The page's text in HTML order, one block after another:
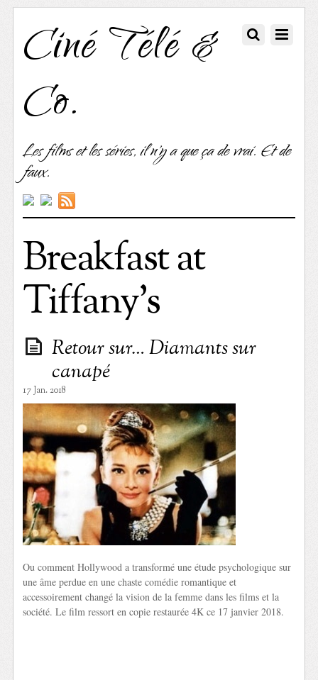
Ciné Télé &
Co.
Les films et les séries, il n'y a que ça de vrai. Et de
faux.
Breakfast at
Tiffany’s
Retour sur… Diamants sur
canapé
17 Jan. 2018
Ou comment Hollywood a transformé une étude psychologique sur
une âme perdue en une chaste comédie romantique et
accessoirement changé la vision de la femme dans les films et la
société. Le film ressort en copie restaurée 4K ce 17 janvier 2018.